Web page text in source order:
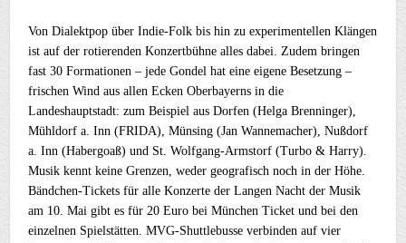
Von Dialektpop über Indie-Folk bis hin zu experimentellen Klängen
ist auf der rotierenden Konzertbühne alles dabei. Zudem bringen
fast 30 Formationen – jede Gondel hat eine eigene Besetzung –
frischen Wind aus allen Ecken Oberbayerns in die
Landeshauptstadt: zum Beispiel aus Dorfen (Helga Brenninger),
Mühldorf a. Inn (FRIDA), Münsing (Jan Wannemacher), Nußdorf
a. Inn (Habergoaß) und St. Wolfgang-Armstorf (Turbo & Harry).
Musik kennt keine Grenzen, weder geografisch noch in der Höhe.
Bändchen-Tickets für alle Konzerte der Langen Nacht der Musik
am 10. Mai gibt es für 20 Euro bei München Ticket und bei den
einzelnen Spielstätten. MVG-Shuttlebusse verbinden auf vier